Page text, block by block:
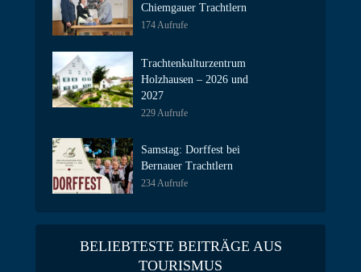
Chiemgauer Trachtlern
174 Aufrufe
Trachtenkulturzentrum
Holzhausen – 2026 und
2027
229 Aufrufe
Samstag: Dorffest bei
Bernauer Trachtlern
234 Aufrufe
BELIEBTESTE BEITRÄGE AUS
TOURISMUS